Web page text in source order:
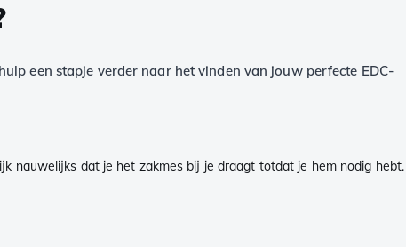
een stapje verder naar het vinden van jouw perfecte EDC-
nauwelijks dat je het zakmes bij je draagt totdat je hem nodig hebt.